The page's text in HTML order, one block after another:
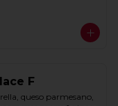
F
queso parmesano,